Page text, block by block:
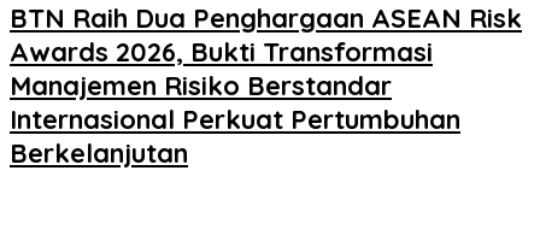
BTN Raih Dua Penghargaan ASEAN Risk
Awards 2026, Bukti Transformasi
Manajemen Risiko Berstandar
Internasional Perkuat Pertumbuhan
Berkelanjutan